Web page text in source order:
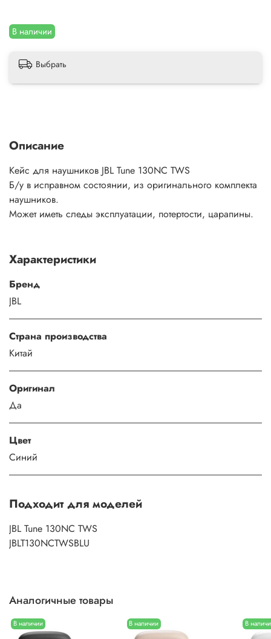
В наличии
Выбрать
Описание
Кейс для наушников JBL Tune 130NC TWS
Б/у в исправном состоянии, из оригинального комплекта
наушников.
Может иметь следы эксплуатации, потертости, царапины.
Характеристики
Бренд
JBL
Страна производства
Китай
Оригинал
Да
Цвет
Синий
Подходит для моделей
JBL Tune 130NC TWS
JBLT130NCTWSBLU
Аналогичные товары
В наличии В наличии В